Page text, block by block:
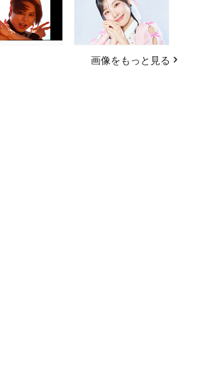
画像をもっと見る